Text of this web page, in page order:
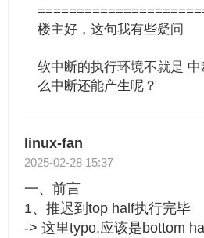
楼主好，这句我有些疑问
软中断的执行环境不就是
么中断还能产生呢？
linux-fan
2025-02-28 15:37
一、前言
1、推迟到top half执行完毕
-> 这里typo,应该是bottom